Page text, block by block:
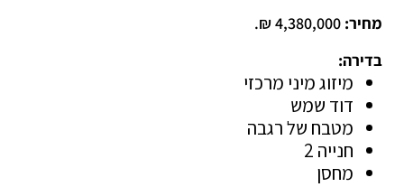
מחיר:
בדירה:
מיזוג מיני מרכזי
דוד שמש
מטבח של רגבה
חנייה 2
מחסן